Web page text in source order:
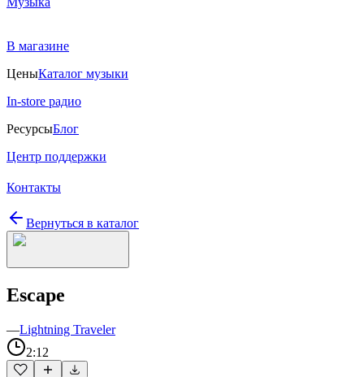
В магазине
ЦеныКаталог музыки
In-store радио
РесурсыБлог
Центр поддержки
Контакты
Вернуться в каталог
Escape
—Lightning Traveler
2:12